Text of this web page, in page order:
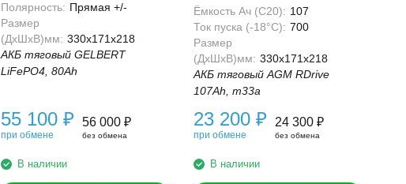
Полярность: Прямая +/-
Размер
(ДхШхВ)мм: 330x171x218
АКБ тяговый GELBERT
LiFePO4, 80Ah
55 100 ₽
при обмене
56 000 ₽
без обмена
В наличии
Ёмкость Ач (С20): 107
Ток пуска (-18°С): 700
Размер
(ДхШхВ)мм: 330x171x218
АКБ тяговый AGM RDrive
107Ah, m33a
23 200 ₽
при обмене
24 300 ₽
без обмена
В наличии